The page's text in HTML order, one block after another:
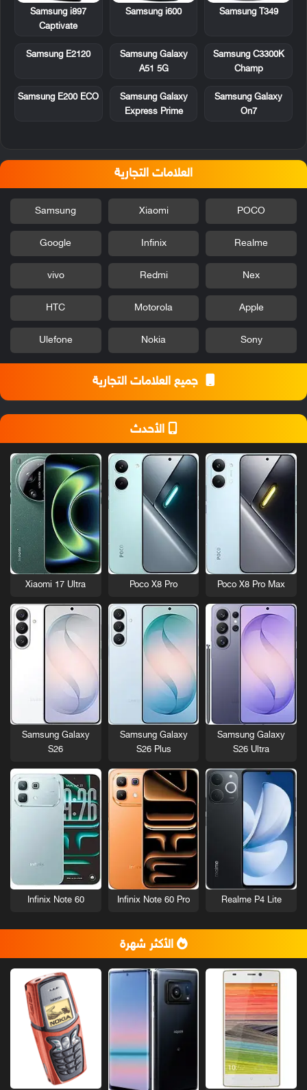
Samsung T349
Samsung i600
Samsung i897
Captivate
Samsung C3300K
Champ
Samsung Galaxy
A51 5G
Samsung E2120
Samsung Galaxy
On7
Samsung Galaxy
Express Prime
Samsung E200 ECO
العلامات التجارية
POCO
Xiaomi
Samsung
Realme
Infinix
Google
Nex
Redmi
vivo
Apple
Motorola
HTC
Sony
Nokia
Ulefone
جميع العلامات التجارية
الأحدث
Poco X8 Pro Max
Poco X8 Pro
Xiaomi 17 Ultra
Samsung Galaxy
S26 Ultra
Samsung Galaxy
S26 Plus
Samsung Galaxy
S26
Realme P4 Lite
Infinix Note 60 Pro
Infinix Note 60
الأكثر شهرة